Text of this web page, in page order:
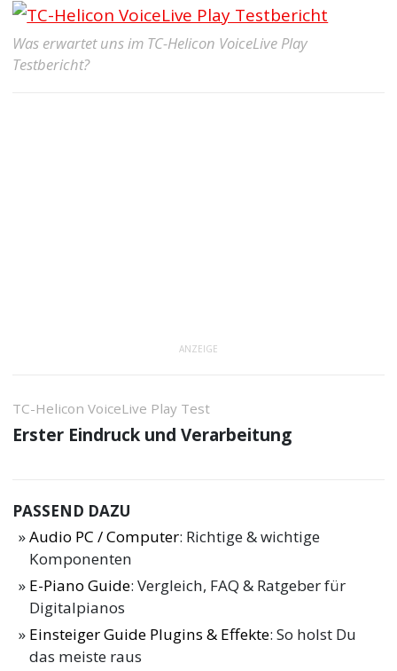
Was erwartet uns im TC-Helicon VoiceLive Play
Testbericht?
ANZEIGE
TC-Helicon VoiceLive Play Test
Erster Eindruck und Verarbeitung
PASSEND DAZU
Audio PC / Computer: Richtige & wichtige
Komponenten
E-Piano Guide: Vergleich, FAQ & Ratgeber für
Digitalpianos
Einsteiger Guide Plugins & Effekte: So holst Du
das meiste raus